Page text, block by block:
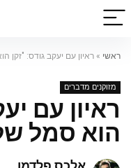
ראשי » ראיון עם יעקב גודס: "זקן
מזוקנים מדברים
ראיון עם
הוא סמל